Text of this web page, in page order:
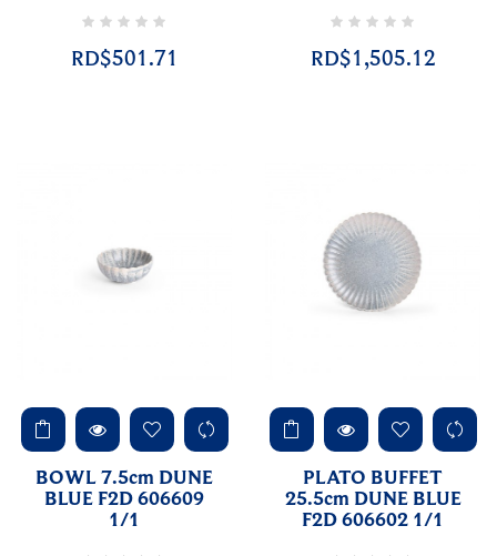
RD$501.71 RD$1,505.12
BOWL 7.5cm DUNE
BLUE F2D 606609
1/1
PLATO BUFFET
25.5cm DUNE BLUE
F2D 606602 1/1